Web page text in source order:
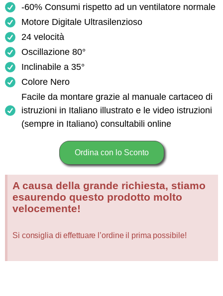
-60% Consumi rispetto ad un ventilatore normale
Motore Digitale Ultrasilenzioso
24 velocità
Oscillazione 80°
Inclinabile a 35°
Colore Nero
Facile da montare grazie al manuale cartaceo di
istruzioni in Italiano illustrato e le video istruzioni
(sempre in Italiano) consultabili online
Ordina con lo Sconto
A causa della grande richiesta, stiamo
esaurendo questo prodotto molto
velocemente!
Si consiglia di effettuare l’ordine il prima possibile!